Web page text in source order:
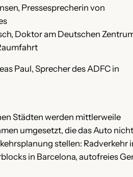
Pressesprecherin von
Doktor am Deutschen
Paul, Sprecher des ADFC in
Städten werden mittlerweile
umgesetzt, die das Auto nicht
stellen: Radverkehr
in Barcelona, autofreies